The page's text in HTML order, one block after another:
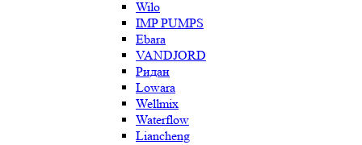
Wilo
IMP PUMPS
Ebara
VANDJORD
Ридан
Lowara
Wellmix
Waterflow
Liancheng